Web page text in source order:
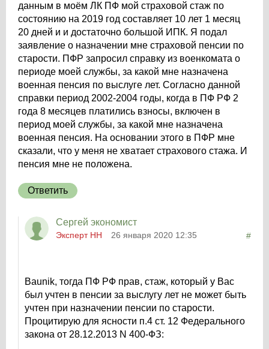
данным в моём ЛК ПФ мой страховой стаж по
состоянию на 2019 год составляет 10 лет 1 месяц
20 дней и и достаточно большой ИПК. Я подал
заявление о назначении мне страховой пенсии по
старости. ПФР запросил справку из военкомата о
периоде моей службы, за какой мне назначена
военная пенсия по выслуге лет. Согласно данной
справки период 2002-2004 годы, когда в ПФ РФ 2
года 8 месяцев платились взносы, включен в
период моей службы, за какой мне назначена
военная пенсия. На основании этого в ПФР мне
сказали, что у меня не хватает страхового стажа. И
пенсия мне не положена.
Ответить
Сергей экономист
Эксперт НН 26 января 2020 12:35 #
Baunik, тогда ПФ РФ прав, стаж, который у Вас
был учтен в пенсии за выслугу лет не может быть
учтен при назначении пенсии по старости.
Процитирую для ясности п.4 ст. 12 Федерального
закона от 28.12.2013 N 400-ФЗ: